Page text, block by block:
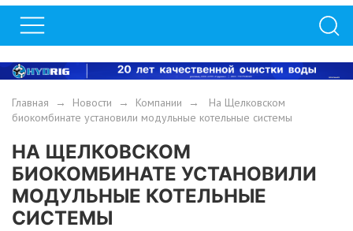
Главная → Новости → Компании →
На Щелковском
биокомбинате установили модульные котельные системы
НА ЩЕЛКОВСКОМ
БИОКОМБИНАТЕ УСТАНОВИЛИ
МОДУЛЬНЫЕ КОТЕЛЬНЫЕ
СИСТЕМЫ